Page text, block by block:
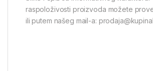
raspoloživosti proizvoda možete
ili putem našeg mail-a: